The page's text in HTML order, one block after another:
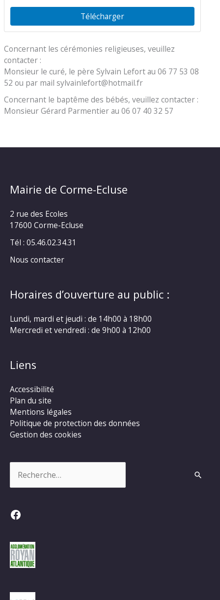
Télécharger
Concernant les cérémonies religieuses, veuillez
contacter :
Monsieur le curé, le père Sylvain Lefort au 06 77 53 08
52 ou par mail sylvainlefort@hotmail.fr
Concernant le baptême des bébés, veuillez contacter :
Monsieur Gérard Parmentier au 06 07 40 32 57
Mairie de Corme-Ecluse
2 rue des Ecoles
17600 Corme-Ecluse
Tél : 05.46.02.34.31
Nous contacter
Horaires d’ouverture au public :
Lundi, mardi et jeudi : de 14h00 à 18h00
Mercredi et vendredi : de 9h00 à 12h00
Liens
Accessibilité
Plan du site
Mentions légales
Politique de protection des données
Gestion des cookies
Facebook